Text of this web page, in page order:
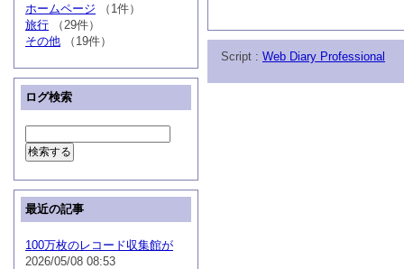
ホームページ （1件）
旅行 （29件）
その他 （19件）
ログ検索
最近の記事
100万枚のレコード収集館が
2026/05/08 08:53
Script : Web Diary Professional